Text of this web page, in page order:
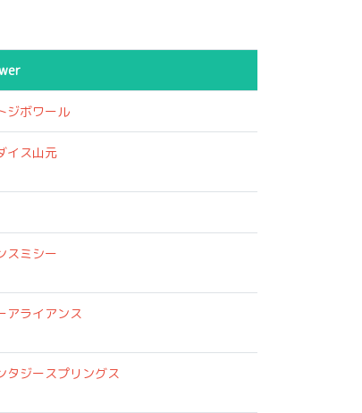
ジボワール
イス山元
スミシー
アライアンス
タジースプリングス